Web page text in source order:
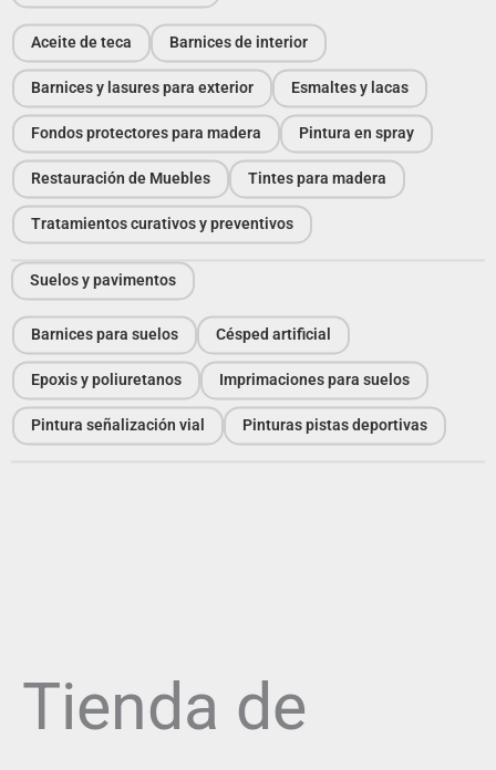
Aceite de teca Barnices de interior
Barnices y lasures para exterior Esmaltes y lacas
Fondos protectores para madera Pintura en spray
Restauración de Muebles Tintes para madera
Tratamientos curativos y preventivos
Suelos y pavimentos
Barnices para suelos Césped artificial
Epoxis y poliuretanos Imprimaciones para suelos
Pintura señalización vial Pinturas pistas deportivas
Tienda de